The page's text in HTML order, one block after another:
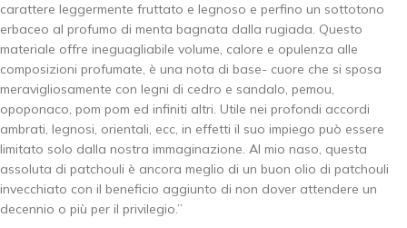
carattere leggermente fruttato e legnoso e perfino un sottotono
erbaceo al profumo di menta bagnata dalla rugiada. Questo
materiale offre ineguagliabile volume, calore e opulenza alle
composizioni profumate, è una nota di base- cuore che si sposa
meravigliosamente con legni di cedro e sandalo, pemou,
opoponaco, pom pom ed infiniti altri. Utile nei profondi accordi
ambrati, legnosi, orientali, ecc, in effetti il suo impiego può essere
limitato solo dalla nostra immaginazione. Al mio naso, questa
assoluta di patchouli è ancora meglio di un buon olio di patchouli
invecchiato con il beneficio aggiunto di non dover attendere un
decennio o più per il privilegio.”